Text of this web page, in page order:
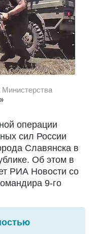
Министерства
операции
сил России
Славянска в
Об этом в
РИА Новости со
9-го